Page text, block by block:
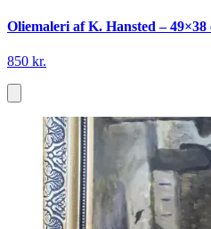
Oliemaleri af K. Hansted – 49×38
850 kr.